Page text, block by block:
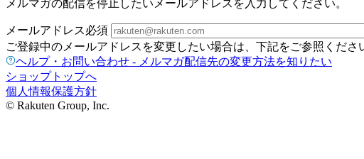
メルマガの配信を停止したいメールアドレスを入力してください。
メールアドレス必須
ご登録中のメールアドレスを変更したい場合は、下記をご参照くださ
ヘルプ・お問い合わせ - メルマガ配信先の変更方法を知りたい
ショップトップへ
個人情報保護方針
© Rakuten Group, Inc.